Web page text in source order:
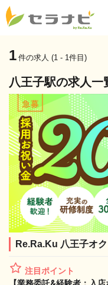
1 件の求人 (1 - 1件目)
八王子駅の求人一
Re.Ra.Ku 八王子オ
注目ポイント